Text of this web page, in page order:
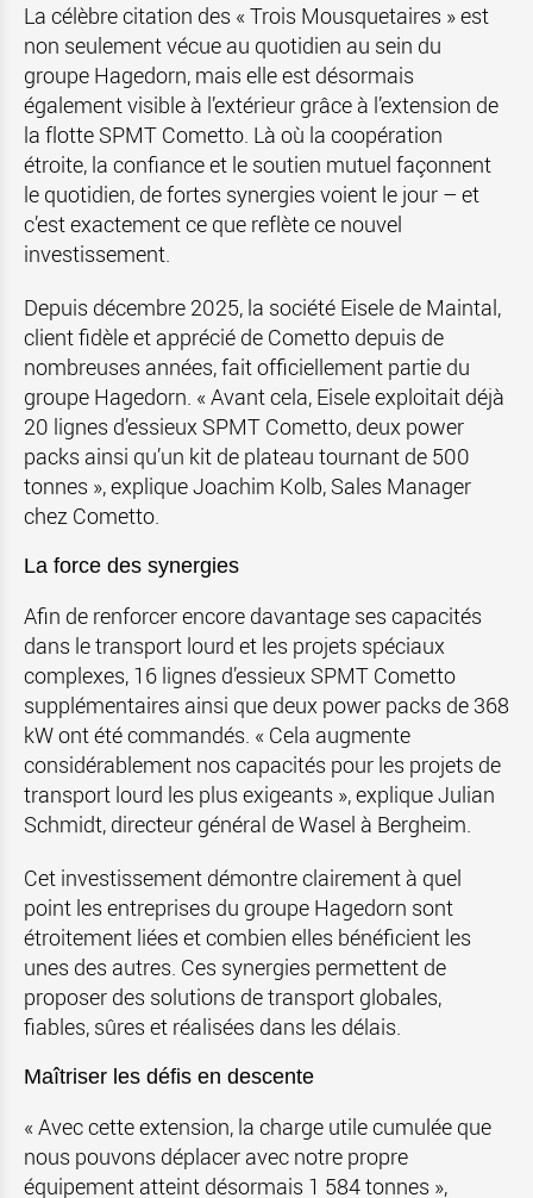
La célèbre citation des « Trois Mousquetaires » est
non seulement vécue au quotidien au sein du
groupe Hagedorn, mais elle est désormais
également visible à l’extérieur grâce à l’extension de
la flotte SPMT Cometto. Là où la coopération
étroite, la confiance et le soutien mutuel façonnent
le quotidien, de fortes synergies voient le jour – et
c’est exactement ce que reflète ce nouvel
investissement.
Depuis décembre 2025, la société Eisele de Maintal,
client fidèle et apprécié de Cometto depuis de
nombreuses années, fait officiellement partie du
groupe Hagedorn. « Avant cela, Eisele exploitait déjà
20 lignes d’essieux SPMT Cometto, deux power
packs ainsi qu’un kit de plateau tournant de 500
tonnes », explique Joachim Kolb, Sales Manager
chez Cometto.
La force des synergies
Afin de renforcer encore davantage ses capacités
dans le transport lourd et les projets spéciaux
complexes, 16 lignes d’essieux SPMT Cometto
supplémentaires ainsi que deux power packs de 368
kW ont été commandés. « Cela augmente
considérablement nos capacités pour les projets de
transport lourd les plus exigeants », explique Julian
Schmidt, directeur général de Wasel à Bergheim.
Cet investissement démontre clairement à quel
point les entreprises du groupe Hagedorn sont
étroitement liées et combien elles bénéficient les
unes des autres. Ces synergies permettent de
proposer des solutions de transport globales,
fiables, sûres et réalisées dans les délais.
Maîtriser les défis en descente
« Avec cette extension, la charge utile cumulée que
nous pouvons déplacer avec notre propre
équipement atteint désormais 1 584 tonnes »,